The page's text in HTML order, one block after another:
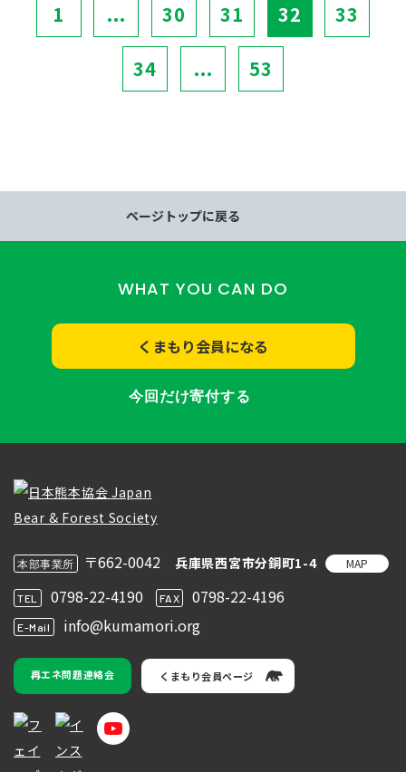
1 ... 30 31 32 33
34 ... 53
ページトップに戻る
WHAT YOU CAN DO
くまもり会員になる
今回だけ寄付する
本部事業所 〒662-0042 兵庫県西宮市分銅町1-4 MAP
TEL 0798-22-4190 FAX 0798-22-4196
E-Mail info@kumamori.org
再エネ問題連絡会 くまもり会員ページ